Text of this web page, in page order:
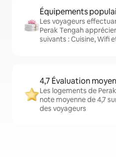
Équipements
Les voyageurs
Perak Tengah
suivants : Cuisine, Wifi
4,7 Évaluation
Les logements de
note moyenne de 4,7
des voyageurs